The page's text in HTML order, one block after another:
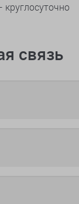
круглосуточно
связь